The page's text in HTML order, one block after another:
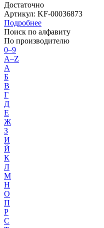
Достаточно
Артикул: KF-00036873
Подробнее
Поиск по алфавиту
По производителю
0–9
A–Z
А
Б
В
Г
Д
Е
Ж
З
И
Й
К
Л
М
Н
О
П
Р
С